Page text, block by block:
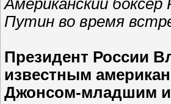
Американский
Путин во время
Президент России
известным
Джонсом-младшим и